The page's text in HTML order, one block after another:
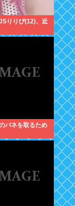
りりぴ(12)、近
バネを取るため